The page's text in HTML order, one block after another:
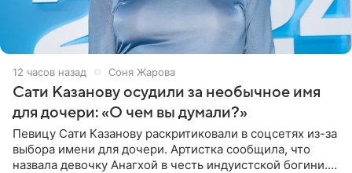
12 часов назад Соня Жарова
Сати Казанову осудили за необычное имя
для дочери: «О чем вы думали?»
Певицу Сати Казанову раскритиковали в соцсетях из-за
выбора имени для дочери. Артистка сообщила, что
назвала девочку Анагхой в честь индуистской богини.